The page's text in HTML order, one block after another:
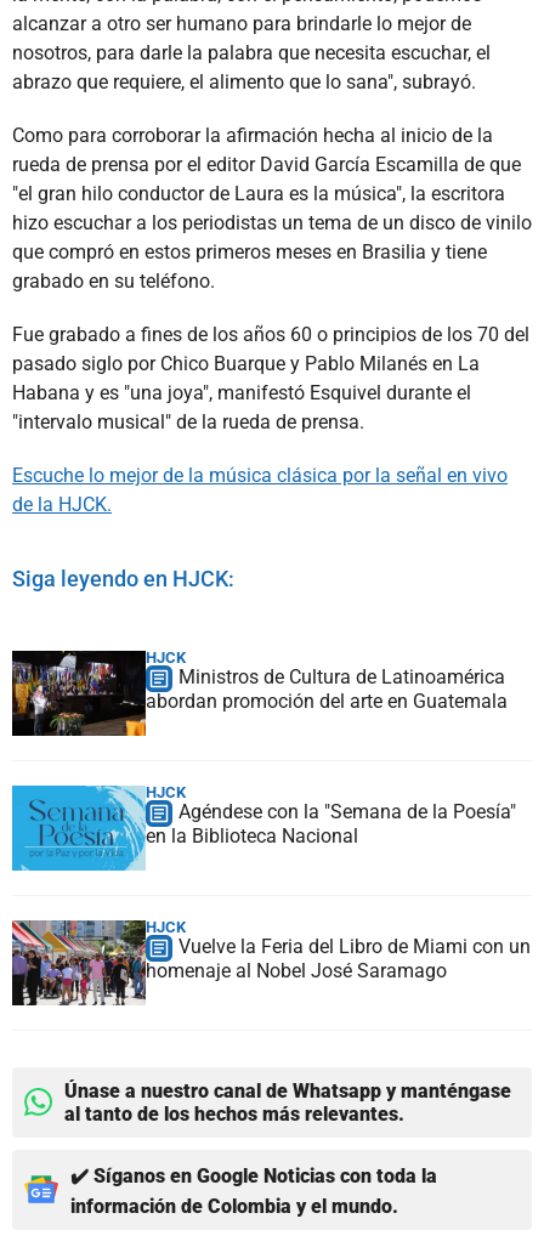
alcanzar a otro ser humano para brindarle lo mejor de
nosotros, para darle la palabra que necesita escuchar, el
abrazo que requiere, el alimento que lo sana", subrayó.
Como para corroborar la afirmación hecha al inicio de la
rueda de prensa por el editor David García Escamilla de que
"el gran hilo conductor de Laura es la música", la escritora
hizo escuchar a los periodistas un tema de un disco de vinilo
que compró en estos primeros meses en Brasilia y tiene
grabado en su teléfono.
Fue grabado a fines de los años 60 o principios de los 70 del
pasado siglo por Chico Buarque y Pablo Milanés en La
Habana y es "una joya", manifestó Esquivel durante el
"intervalo musical" de la rueda de prensa.
Escuche lo mejor de la música clásica por la señal en vivo
de la HJCK.
Siga leyendo en HJCK:
HJCK
Ministros de Cultura de Latinoamérica
abordan promoción del arte en Guatemala
HJCK
Agéndese con la "Semana de la Poesía"
en la Biblioteca Nacional
HJCK
Vuelve la Feria del Libro de Miami con un
homenaje al Nobel José Saramago
Únase a nuestro canal de Whatsapp y manténgase
al tanto de los hechos más relevantes.
✔️ Síganos en Google Noticias con toda la
información de Colombia y el mundo.